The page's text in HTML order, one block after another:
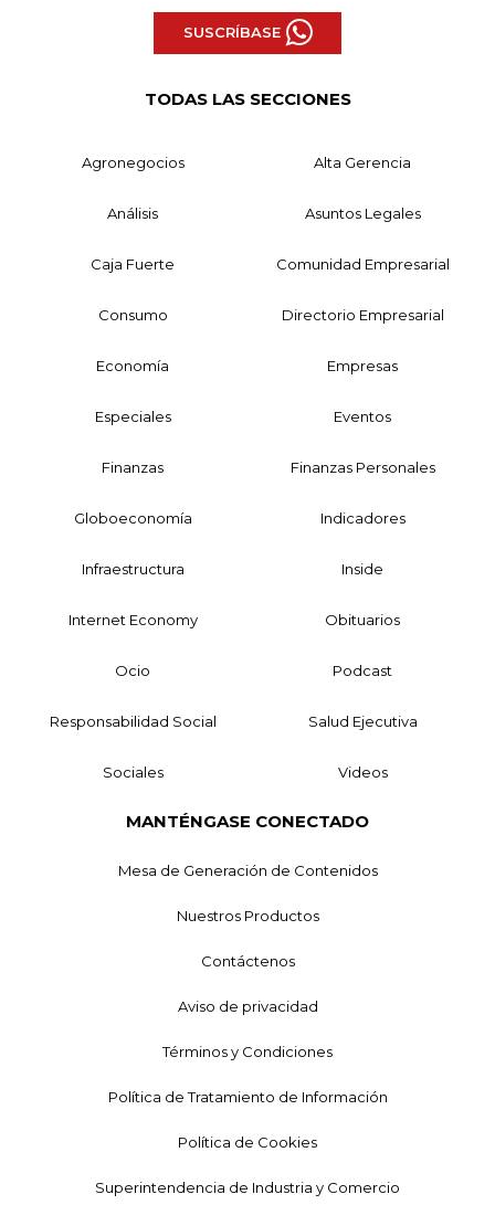
SUSCRÍBASE
TODAS LAS SECCIONES
Agronegocios Alta Gerencia
Análisis Asuntos Legales
Caja Fuerte Comunidad Empresarial
Consumo Directorio Empresarial
Economía Empresas
Especiales Eventos
Finanzas Finanzas Personales
Globoeconomía Indicadores
Infraestructura Inside
Internet Economy Obituarios
Ocio Podcast
Responsabilidad Social Salud Ejecutiva
Sociales Videos
MANTÉNGASE CONECTADO
Mesa de Generación de Contenidos
Nuestros Productos
Contáctenos
Aviso de privacidad
Términos y Condiciones
Política de Tratamiento de Información
Política de Cookies
Superintendencia de Industria y Comercio